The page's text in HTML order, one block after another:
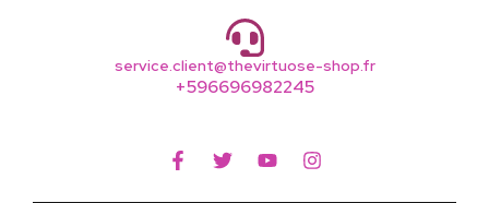
service.client@thevirtuose-shop.fr
+596696982245